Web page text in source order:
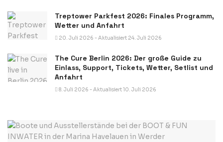
Treptower Parkfest 2026: Finales Programm,
Wetter und Anfahrt
20. Juli 2026 - Aktualisiert 24. Juli 2026
The Cure Berlin 2026: Der große Guide zu
Einlass, Support, Tickets, Wetter, Setlist und
Anfahrt
8. Juli 2026 - Aktualisiert 10. Juli 2026